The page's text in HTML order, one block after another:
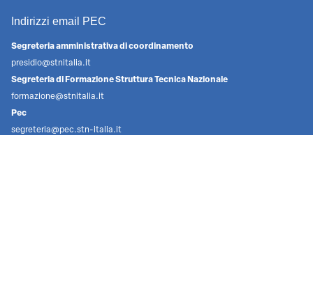
Indirizzi email PEC
Segreteria amministrativa di coordinamento
presidio@stnitalia.it
Segreteria di Formazione Struttura Tecnica Nazionale
formazione@stnitalia.it
Pec
segreteria@pec.stn-italia.it